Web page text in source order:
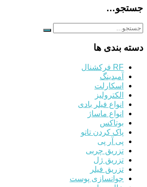
جستجو…
دسته بندی ها
RF فرکشنال
آمبدینگ
اسکارلت
الکترولیز
انواع فیلر بادی
انواع ماساژ
بوتاکس
پاک کردن تاتو
پی آر پی
تزریق چربی
تزریق ژل
تزریق فیلر
جوانسازی پوست